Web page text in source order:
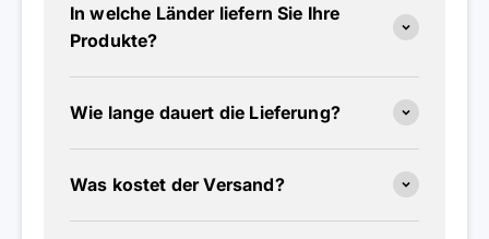
In welche Länder liefern Sie Ihre
Produkte?
Wie lange dauert die Lieferung?
Was kostet der Versand?